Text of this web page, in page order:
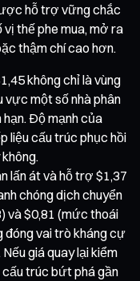
hỗ trợ vững chắc
vị thế phe mua, mở ra
thậm chí cao hơn.
không chỉ là vùng
vực một số nhà phân
Độ mạnh của
liệu cấu trúc phục hồi
lấn át và hỗ trợ $1,37
chóng dịch chuyển
và $0,81 (mức thoái
đóng vai trò kháng cự
giá quay lại kiểm
cấu trúc bứt phá gần